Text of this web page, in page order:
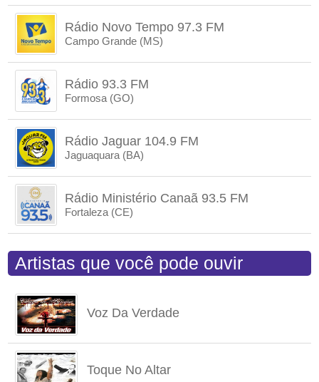
Rádio Novo Tempo 97.3 FM
Campo Grande (MS)
Rádio 93.3 FM
Formosa (GO)
Rádio Jaguar 104.9 FM
Jaguaquara (BA)
Rádio Ministério Canaã 93.5 FM
Fortaleza (CE)
Artistas que você pode ouvir
Voz Da Verdade
Toque No Altar